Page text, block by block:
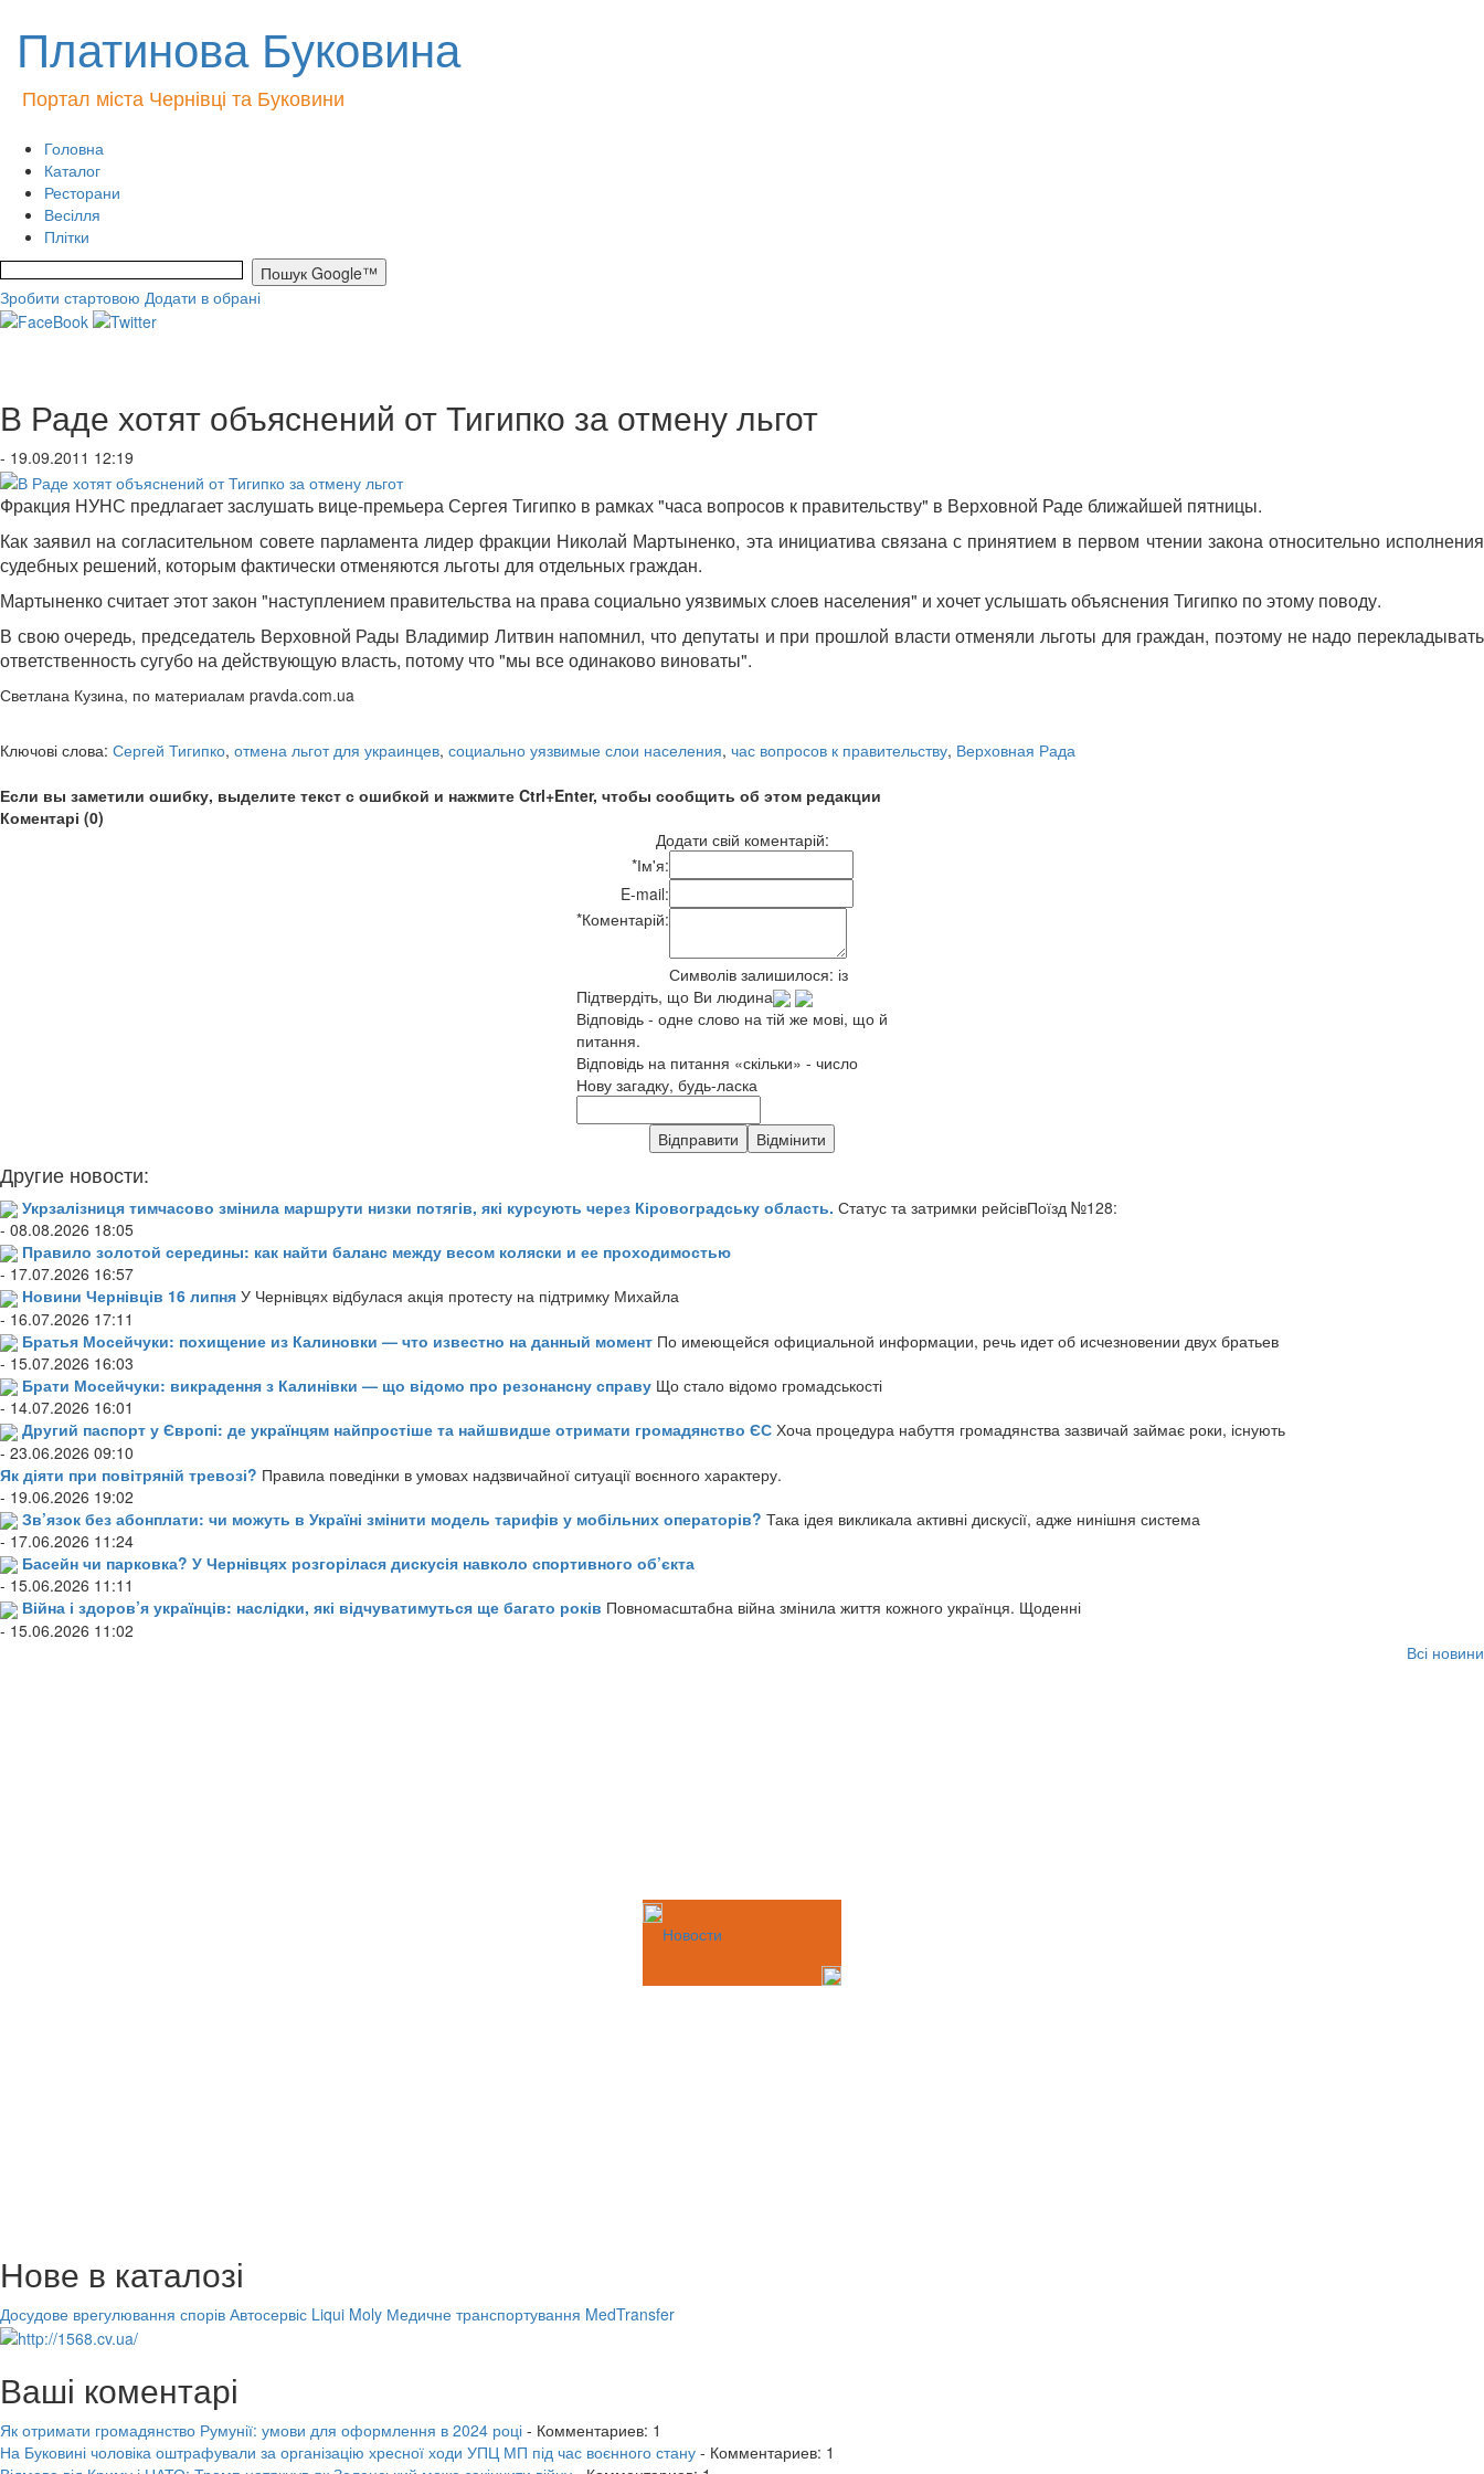
Платинова Буковина
Портал міста Чернівці та Буковини
Головна
Каталог
Ресторани
Весілля
Плітки
Зробити стартовою Додати в обрані
В Раде хотят объяснений от Тигипко за отмену льгот
- 19.09.2011 12:19
Фракция НУНС предлагает заслушать вице-премьера Сергея Тигипко в рамках "часа вопросов к правительству" в Верховной Раде ближайшей пятницы.
Как заявил на согласительном совете парламента лидер фракции Николай Мартыненко, эта инициатива связана с принятием в первом чтении закона относительно исполнения
судебных решений, которым фактически отменяются льготы для отдельных граждан.
Мартыненко считает этот закон "наступлением правительства на права социально уязвимых слоев населения" и хочет услышать объяснения Тигипко по этому поводу.
В свою очередь, председатель Верховной Рады Владимир Литвин напомнил, что депутаты и при прошлой власти отменяли льготы для граждан, поэтому не надо перекладывать
ответственность сугубо на действующую власть, потому что "мы все одинаково виноваты".
Светлана Кузина, по материалам pravda.com.ua
Ключові слова: Сергей Тигипко, отмена льгот для украинцев, социально уязвимые слои населения, час вопросов к правительству, Верховная Рада
Если вы заметили ошибку, выделите текст с ошибкой и нажмите Ctrl+Enter, чтобы сообщить об этом редакции
Коментарі (0)
Додати свій коментарій:
*Ім'я:
E-mail:
*Коментарій:
Символів залишилося: із
Підтвердіть, що Ви людина
Відповідь - одне слово на тій же мові, що й
питання.
Відповідь на питання «скільки» - число
Нову загадку, будь-ласка
Другие новости:
Укрзалізниця тимчасово змінила маршрути низки потягів, які курсують через Кіровоградську область. Статус та затримки рейсівПоїзд №128:
- 08.08.2026 18:05
Правило золотой середины: как найти баланс между весом коляски и ее проходимостью
- 17.07.2026 16:57
Новини Чернівців 16 липня У Чернівцях відбулася акція протесту на підтримку Михайла
- 16.07.2026 17:11
Братья Мосейчуки: похищение из Калиновки — что известно на данный момент По имеющейся официальной информации, речь идет об исчезновении двух братьев
- 15.07.2026 16:03
Брати Мосейчуки: викрадення з Калинівки — що відомо про резонансну справу Що стало відомо громадськості
- 14.07.2026 16:01
Другий паспорт у Європі: де українцям найпростіше та найшвидше отримати громадянство ЄС Хоча процедура набуття громадянства зазвичай займає роки, існують
- 23.06.2026 09:10
Як діяти при повітряній тревозі? Правила поведінки в умовах надзвичайної ситуації воєнного характеру.
- 19.06.2026 19:02
Зв’язок без абонплати: чи можуть в Україні змінити модель тарифів у мобільних операторів? Така ідея викликала активні дискусії, адже нинішня система
- 17.06.2026 11:24
Басейн чи парковка? У Чернівцях розгорілася дискусія навколо спортивного об’єкта
- 15.06.2026 11:11
Війна і здоров’я українців: наслідки, які відчуватимуться ще багато років Повномасштабна війна змінила життя кожного українця. Щоденні
- 15.06.2026 11:02
Всі новини
Новости
Нове в каталозі
Досудове врегулювання спорів Автосервіс Liqui Moly Медичне транспортування MedTransfer
Ваші коментарі
Як отримати громадянство Румунії: умови для оформлення в 2024 році - Комментариев: 1
На Буковині чоловіка оштрафували за організацію хресної ходи УПЦ МП під час воєнного стану - Комментариев: 1